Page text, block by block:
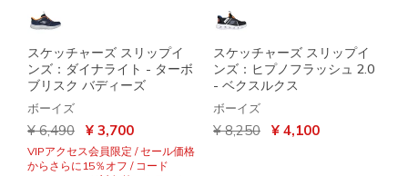
スケッチャーズ スリップイ
ンズ：ダイナライト - ターボ
ブリスク バディーズ
ボーイズ
からの値引き
¥ 6,490 から
¥ 3,700
VIPアクセス会員限定 / セール価格
からさらに15％オフ / コード
スケッチャーズ スリップイ
ンズ：ヒプノフラッシュ 2.0
- ベクスルクス
ボーイズ
からの値引き
¥ 8,250 から
¥ 4,100